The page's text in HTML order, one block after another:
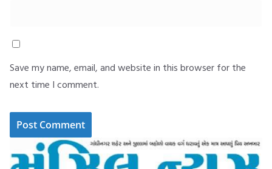
Save my name, email, and website in this browser for the
next time I comment.